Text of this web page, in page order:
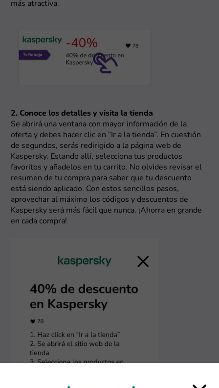
más atractiva.
2. Conoce los detalles y visita la tienda
Se abrirá una ventana con mayor información de la
oferta y debes hacer clic en “Ir a la tienda”. En cuestión
de segundos, serás redirigido a la página web de
Kaspersky. Estando allí, selecciona tus productos
favoritos y añadelos en tu carrito. No olvides revisar el
resumen de tu compra para saber que tu descuento
está siendo aplicado. Con estos sencillos pasos,
aprovechar al máximo los códigos y descuentos de
Kaspersky será más fácil que nunca. ¡Ahorra en grande
en cada compra!